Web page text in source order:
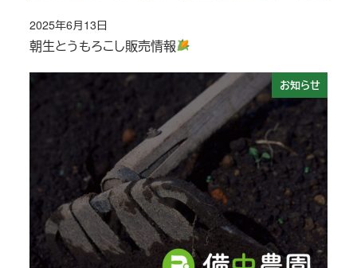
朝生とうもろこし販売情報
投稿日
2025年6月13日
お知らせ